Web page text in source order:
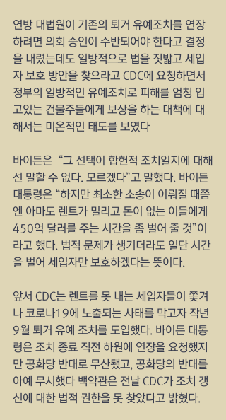
연방 대법원이 기존의 퇴거 유예조치를 연장
하려면 의회 승인이 수반되어야 한다고 결정
을 내렸는데도 일방적으로 법을 짓밟고 세입
자 보호 방안을 찾으라고 CDC에 요청하면서
정부의 일방적인 유예조치로 피해를 엄청 입
고있는 건물주들에게 보상을 하는 대책에 대
해서는 미온적인 태도를 보였다
바이든은  “그 선택이 합헌적 조치일지에 대해
선 말할 수 없다. 모르겠다”고 말했다. 바이든
대통령은 “하지만 최소한 소송이 이뤄질 때쯤
엔 아마도 렌트가 밀리고 돈이 없는 이들에게
450억 달러를 주는 시간을 좀 벌어 줄 것”이
라고 했다. 법적 문제가 생기더라도 일단 시간
을 벌어 세입자만 보호하겠다는 뜻이다.
앞서 CDC는 렌트를 못 내는 세입자들이 쫓겨
나 코로나19에 노출되는 사태를 막고자 작년
9월 퇴거 유예 조치를 도입했다. 바이든 대통
령은 조치 종료 직전 하원에 연장을 요청했지
만 공화당 반대로 무산됐고, 공화당의 반대를
아예 무시했다 백악관은 전날 CDC가 조치 갱
신에 대한 법적 권한을 못 찾았다고 밝혔다.